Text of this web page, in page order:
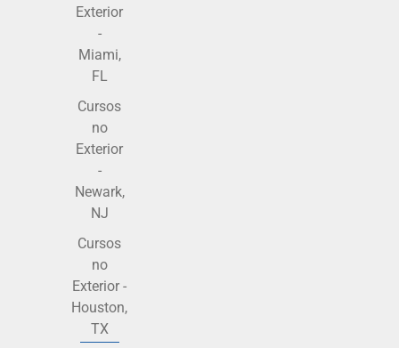
Exterior
-
Miami,
FL
Cursos
no
Exterior
-
Newark,
NJ
Cursos
no
Exterior -
Houston,
TX